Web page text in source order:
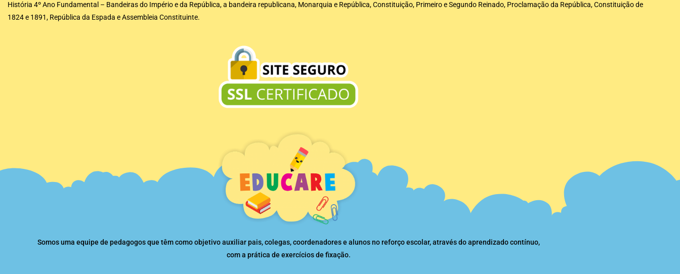
História 4º Ano Fundamental – Bandeiras do Império e da República, a bandeira republicana, Monarquia e República, Constituição, Primeiro e Segundo Reinado, Proclamação da República, Constituição de
1824 e 1891, República da Espada e Assembleia Constituinte.
Somos uma equipe de pedagogos que têm como objetivo auxiliar pais, colegas, coordenadores e alunos no reforço escolar, através do aprendizado contínuo,
com a prática de exercícios de fixação.